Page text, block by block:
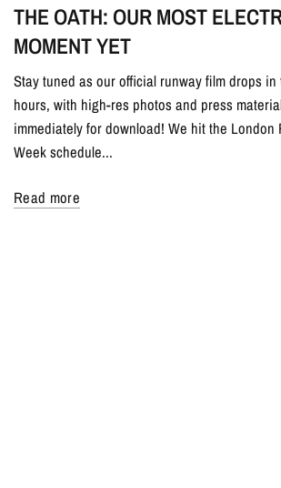
THE OATH: OUR MOST
MOMENT YET
Stay tuned as our official runway film drops
hours, with high-res photos and press
immediately for download! We hit the London
Week schedule...
Read more